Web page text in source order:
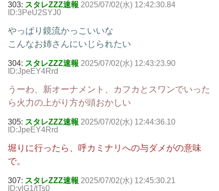
303: スタレZZZ速報 2025/07/02(水) 12:42:30.84
ID:3PeU2SYJ0
やっぱり鏡流かっこいいな
こんなお姉さんにいじられたい
304: スタレZZZ速報 2025/07/02(水) 12:43:23.90
ID:JpeEY4Rrd
うーわ、新オーナメント、カフカとスワンでいった
ら火力の上がり方が頭おかしい
305: スタレZZZ速報 2025/07/02(水) 12:44:36.10
ID:JpeEY4Rrd
堀りに行ったら、呼カミナリへの与ダメがの意味
で。
307: スタレZZZ速報 2025/07/02(水) 12:45:30.21
ID:ylG1/tTs0